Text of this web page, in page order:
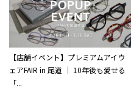
【店舗イベント】プレミアムアイウ
ェアFAIR in 尾道 ｜ 10年後も愛せる
「...